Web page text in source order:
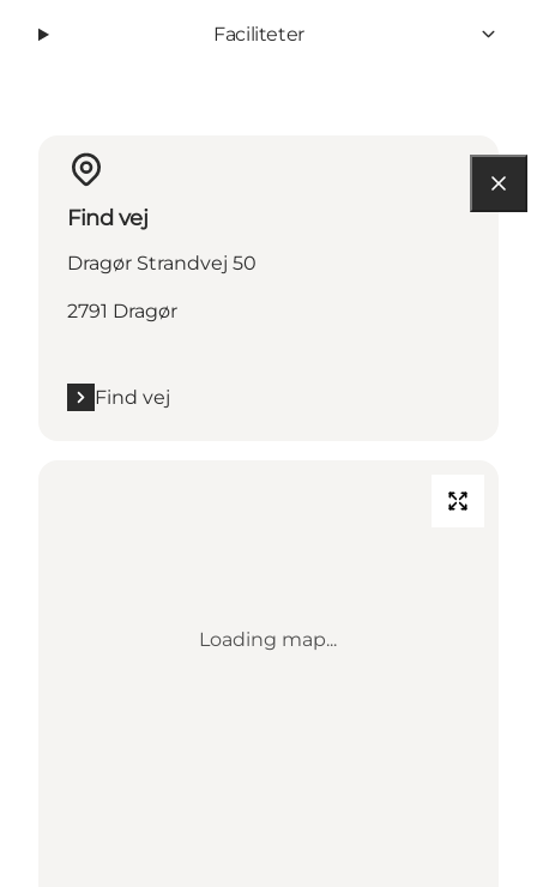
Faciliteter
Find vej
Dragør Strandvej 50
2791 Dragør
Find vej
Loading map...